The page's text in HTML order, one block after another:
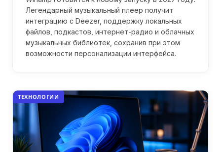
Легендарный музыкальный плеер получит
интеграцию с Deezer, поддержку локальных
файлов, подкастов, интернет-радио и облачных
музыкальных библиотек, сохранив при этом
возможности персонализации интерфейса.
ТЕХНОЛОГИИ